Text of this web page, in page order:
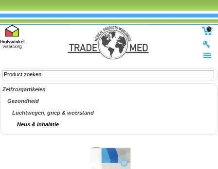
0
Zelfzorgartikelen
Gezondheid
Luchtwegen, griep & weerstand
Neus & Inhalatie